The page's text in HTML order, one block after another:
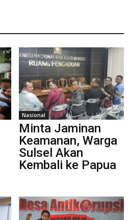
Nasional
Minta Jaminan
Keamanan, Warga
Sulsel Akan
Kembali ke Papua